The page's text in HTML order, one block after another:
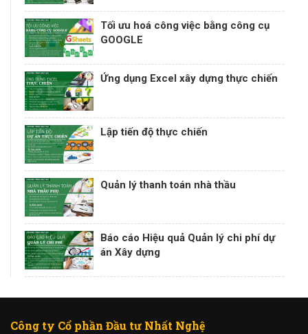
Tối ưu hoá công việc bằng công cụ
GOOGLE
Ứng dụng Excel xây dựng thực chiến
Lập tiến độ thực chiến
Quản lý thanh toán nhà thầu
Báo cáo Hiệu quả Quản lý chi phí dự
án Xây dựng
Công ty Cổ phần Đầu tư Nhất Nghệ